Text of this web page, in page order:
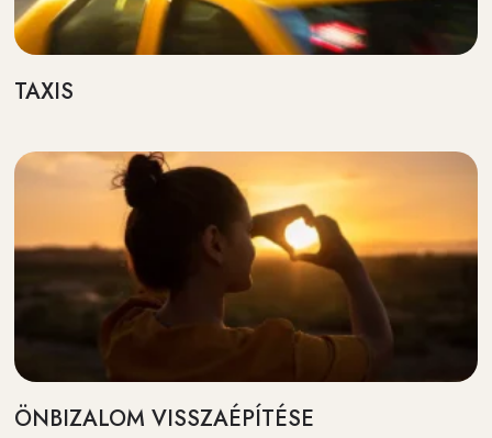
TAXIS
ÖNBIZALOM VISSZAÉPÍTÉSE